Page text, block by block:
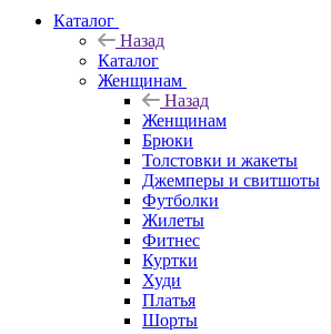
Каталог
Назад
Каталог
Женщинам
Назад
Женщинам
Брюки
Толстовки и жакеты
Джемперы и свитшоты
Футболки
Жилеты
Фитнес
Куртки
Худи
Платья
Шорты